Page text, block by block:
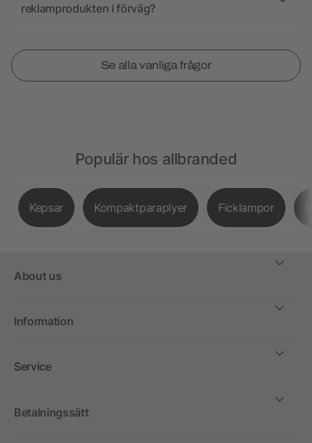
reklamprodukten i förväg?
Se alla vanliga frågor
Populär hos allbranded
Kepsar Kompaktparaplyer Ficklampor
About us
Information
Service
Betalningssätt